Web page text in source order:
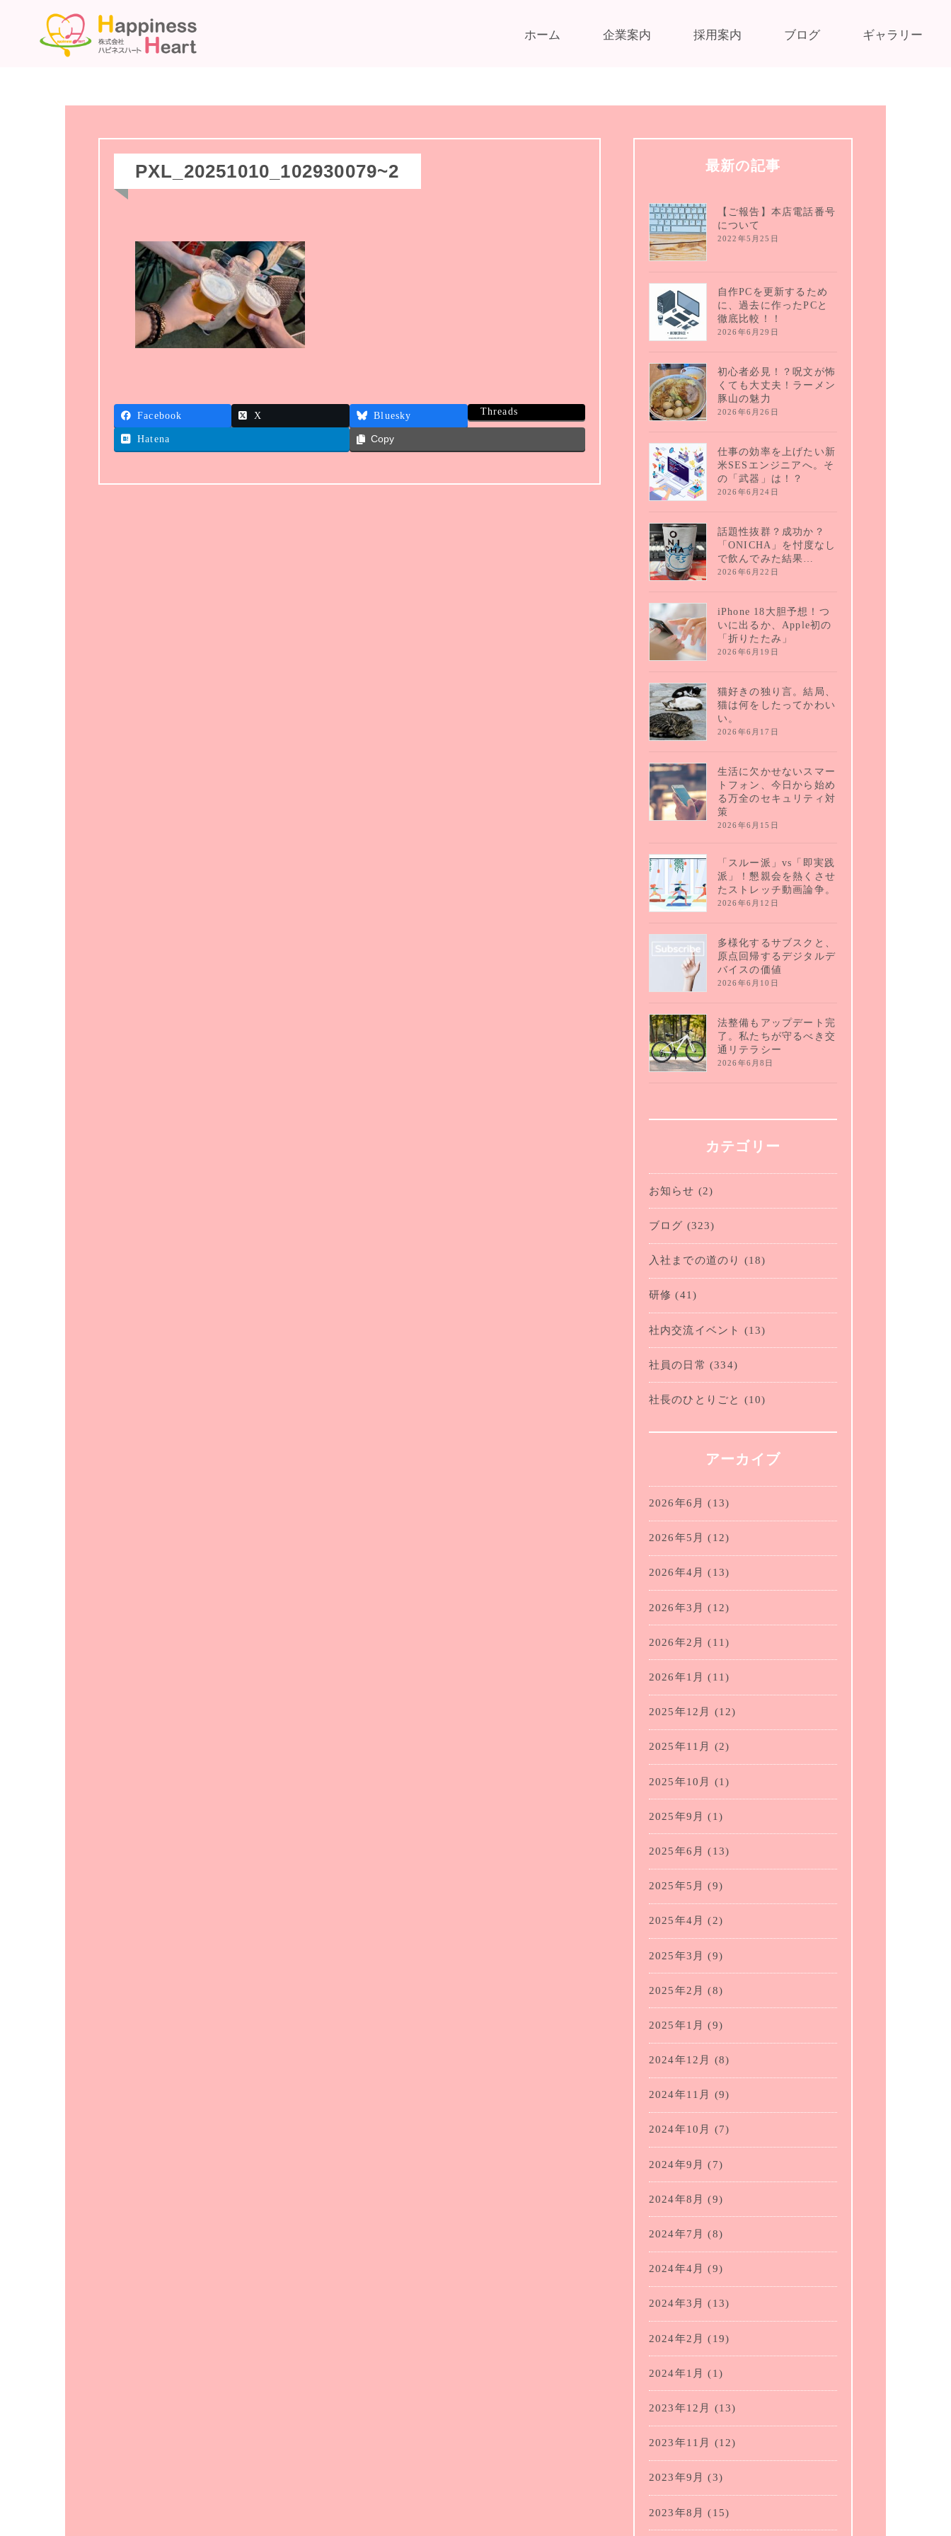
ホーム 企業案内 採用案内 ブログ ギャラリー
PXL_20251010_102930079~2
Facebook X Bluesky Threads
Hatena Copy
最新の記事
【ご報告】本店電話番号
について
2022年5月25日
自作PCを更新するため
に、過去に作ったPCと
徹底比較！！
2026年6月29日
初心者必見！？呪文が怖
くても大丈夫！ラーメン
豚山の魅力
2026年6月26日
仕事の効率を上げたい新
米SESエンジニアへ。そ
の「武器」は！？
2026年6月24日
話題性抜群？成功か？
「ONICHA」を忖度なし
で飲んでみた結果…
2026年6月22日
iPhone 18大胆予想！つ
いに出るか、Apple初の
「折りたたみ」
2026年6月19日
猫好きの独り言。結局、
猫は何をしたってかわい
い。
2026年6月17日
生活に欠かせないスマー
トフォン、今日から始め
る万全のセキュリティ対
策
2026年6月15日
「スルー派」vs「即実践
派」！懇親会を熱くさせ
たストレッチ動画論争。
2026年6月12日
多様化するサブスクと、
原点回帰するデジタルデ
バイスの価値
2026年6月10日
法整備もアップデート完
了。私たちが守るべき交
通リテラシー
2026年6月8日
カテゴリー
お知らせ (2)
ブログ (323)
入社までの道のり (18)
研修 (41)
社内交流イベント (13)
社員の日常 (334)
社長のひとりごと (10)
アーカイブ
2026年6月 (13)
2026年5月 (12)
2026年4月 (13)
2026年3月 (12)
2026年2月 (11)
2026年1月 (11)
2025年12月 (12)
2025年11月 (2)
2025年10月 (1)
2025年9月 (1)
2025年6月 (13)
2025年5月 (9)
2025年4月 (2)
2025年3月 (9)
2025年2月 (8)
2025年1月 (9)
2024年12月 (8)
2024年11月 (9)
2024年10月 (7)
2024年9月 (7)
2024年8月 (9)
2024年7月 (8)
2024年4月 (9)
2024年3月 (13)
2024年2月 (19)
2024年1月 (1)
2023年12月 (13)
2023年11月 (12)
2023年9月 (3)
2023年8月 (15)